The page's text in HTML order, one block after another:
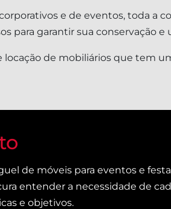
e de eventos, toda a
para garantir sua conservação e
de mobiliários que tem
de móveis para eventos e
entender a necessidade de
e objetivos.